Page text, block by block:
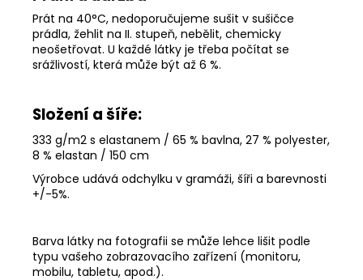
Prát na 40°C, nedoporučujeme sušit v sušičce
prádla, žehlit na II. stupeň, nebělit, chemicky
neošetřovat. U každé látky je třeba počítat se
srážlivostí, která může být až 6 %.
Složení a šíře:
333 g/m2 s elastanem / 65 % bavlna, 27 % polyester,
8 % elastan / 150 cm
Výrobce udává odchylku v gramáži, šíři a barevnosti
+/-5%.
Barva látky na fotografii se může lehce lišit podle
typu vašeho zobrazovacího zařízení (monitoru,
mobilu, tabletu, apod.).